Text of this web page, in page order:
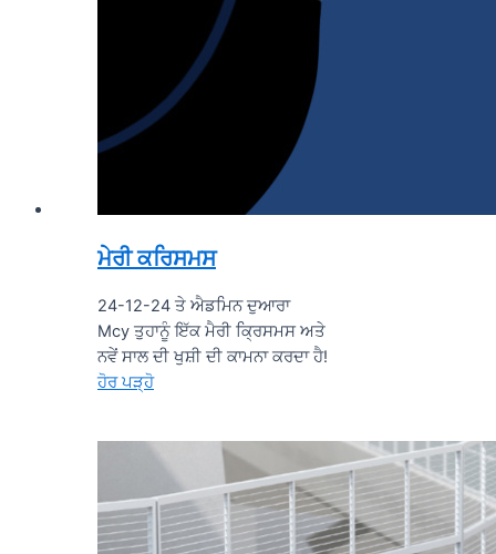
ਮੇਰੀ ਕਰਿਸਮਸ
24-12-24 ਤੇ ਐਡਮਿਨ ਦੁਆਰਾ
Mcy ਤੁਹਾਨੂੰ ਇੱਕ ਮੈਰੀ ਕ੍ਰਿਸਮਸ ਅਤੇ
ਨਵੇਂ ਸਾਲ ਦੀ ਖੁਸ਼ੀ ਦੀ ਕਾਮਨਾ ਕਰਦਾ ਹੈ!
ਹੋਰ ਪੜ੍ਹੋ